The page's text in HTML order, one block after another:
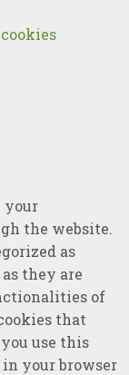
your
the website.
as
they are
of
that
use this
your browser